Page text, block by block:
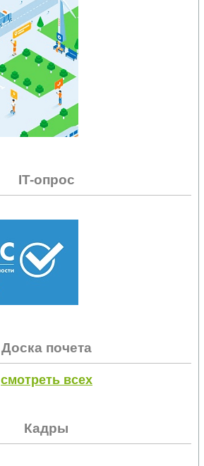
IT-опрос
Доска почета
смотреть всех
Кадры